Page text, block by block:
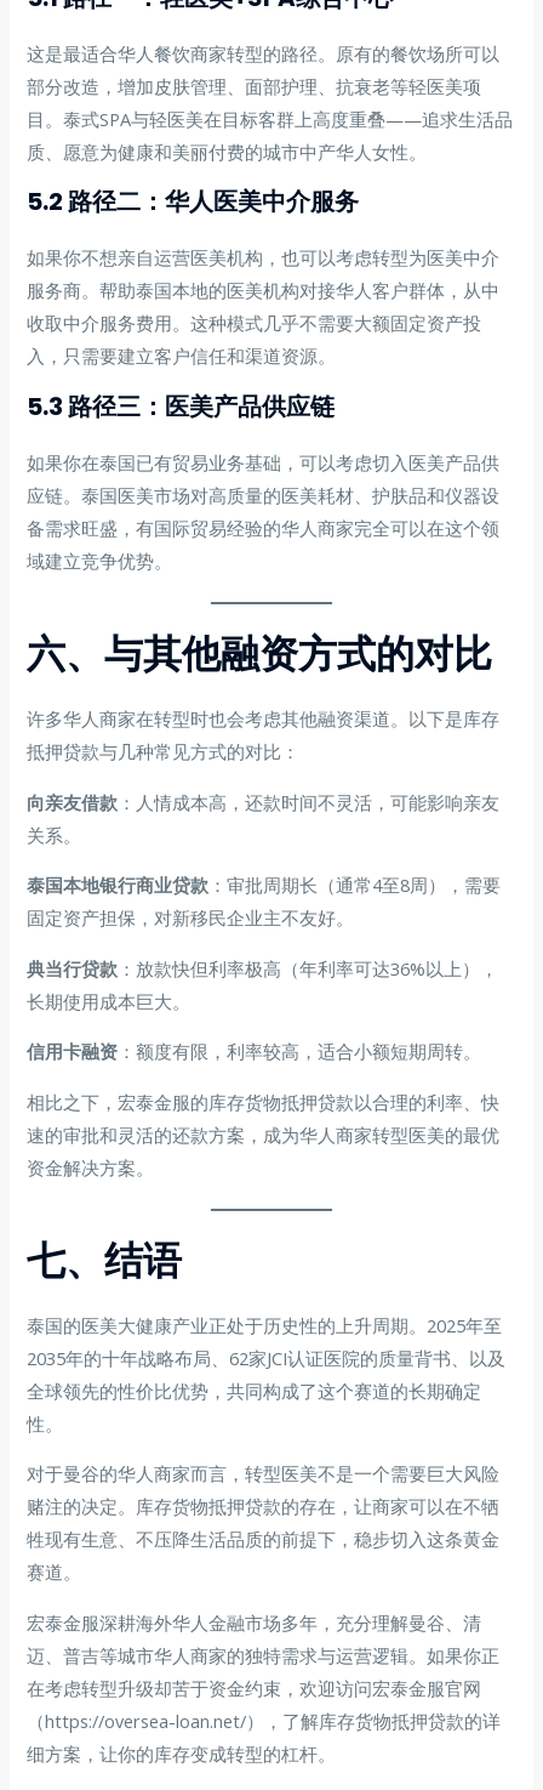
这是最适合华人餐饮商家转型的路径。原有的餐饮场所可以
部分改造，增加皮肤管理、面部护理、抗衰老等轻医美项
目。泰式SPA与轻医美在目标客群上高度重叠——追求生活品
质、愿意为健康和美丽付费的城市中产华人女性。
5.2 路径二：华人医美中介服务
如果你不想亲自运营医美机构，也可以考虑转型为医美中介
服务商。帮助泰国本地的医美机构对接华人客户群体，从中
收取中介服务费用。这种模式几乎不需要大额固定资产投
入，只需要建立客户信任和渠道资源。
5.3 路径三：医美产品供应链
如果你在泰国已有贸易业务基础，可以考虑切入医美产品供
应链。泰国医美市场对高质量的医美耗材、护肤品和仪器设
备需求旺盛，有国际贸易经验的华人商家完全可以在这个领
域建立竞争优势。
六、与其他融资方式的对比
许多华人商家在转型时也会考虑其他融资渠道。以下是库存
抵押贷款与几种常见方式的对比：
向亲友借款 ：人情成本高，还款时间不灵活，可能影响亲友
关系。
泰国本地银行商业贷款 ：审批周期长（通常4至8周），需要
固定资产担保，对新移民企业主不友好。
典当行贷款 ：放款快但利率极高（年利率可达36%以上），
长期使用成本巨大。
信用卡融资 ：额度有限，利率较高，适合小额短期周转。
相比之下，宏泰金服的库存货物抵押贷款以合理的利率、快
速的审批和灵活的还款方案，成为华人商家转型医美的最优
资金解决方案。
七、结语
泰国的医美大健康产业正处于历史性的上升周期。2025年至
2035年的十年战略布局、62家JCI认证医院的质量背书、以及
全球领先的性价比优势，共同构成了这个赛道的长期确定
性。
对于曼谷的华人商家而言，转型医美不是一个需要巨大风险
赌注的决定。库存货物抵押贷款的存在，让商家可以在不牺
牲现有生意、不压降生活品质的前提下，稳步切入这条黄金
赛道。
宏泰金服深耕海外华人金融市场多年，充分理解曼谷、清
迈、普吉等城市华人商家的独特需求与运营逻辑。如果你正
在考虑转型升级却苦于资金约束，欢迎访问宏泰金服官网
（https://oversea-loan.net/），了解库存货物抵押贷款的详
细方案，让你的库存变成转型的杠杆。